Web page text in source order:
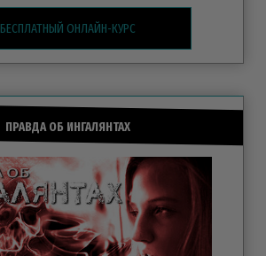
БЕСПЛАТНЫЙ ОНЛАЙН-КУРС
ПРАВДА ОБ ИНГАЛЯНТАХ